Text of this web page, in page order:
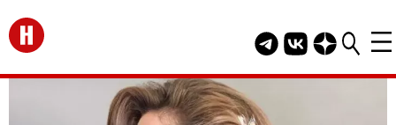
Перейти на главную
Telegram канал
Группа HELLO
Канал